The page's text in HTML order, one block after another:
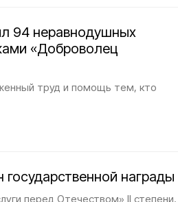
94 неравнодушных
«Доброволец
труд и помощь тем, кто
награды
перед Отечеством» II степени.